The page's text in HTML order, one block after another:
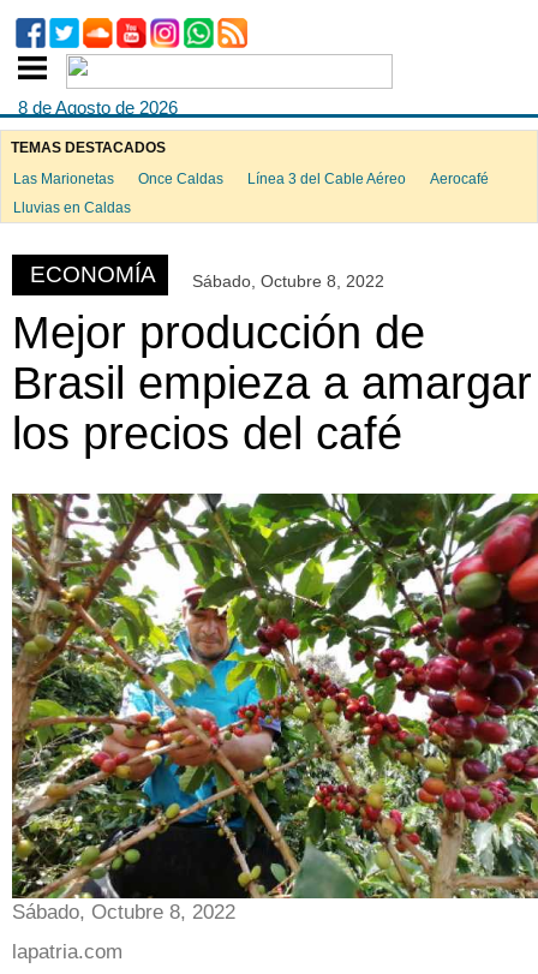
8 de Agosto de 2026
TEMAS DESTACADOS
Las Marionetas
Once Caldas Línea 3 del Cable Aéreo
Aerocafé
Lluvias en Caldas
ECONOMÍA Sábado, Octubre 8, 2022
Mejor producción de
Brasil empieza a amargar
los precios del café
Sábado, Octubre 8, 2022
lapatria.com